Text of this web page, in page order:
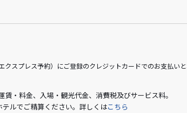
クスプレス予約）にご登録のクレジットカードでのお支払いと
・料金、入場・観光代金、消費税及びサービス料。
ルでご精算ください。詳しくはこちら